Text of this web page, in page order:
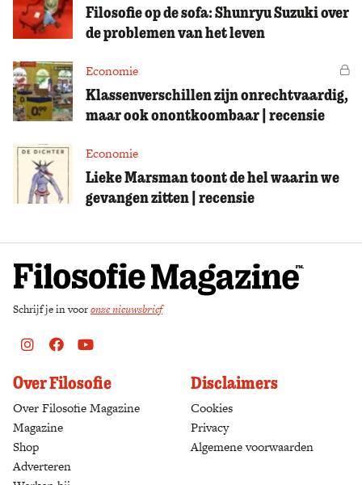
Filosofie op de sofa: Shunryu Suzuki over
de problemen van het leven
Economie
Klassenverschillen zijn onrechtvaardig,
maar ook onontkoombaar | recensie
Economie
Lieke Marsman toont de hel waarin we
gevangen zitten | recensie
Schrijf je in vooronze nieuwsbrief
Instagram
FacebookYoutube
Over Filosofie
Over Filosofie Magazine
Magazine
Shop
Adverteren
Disclaimers
Cookies
Privacy
Algemene voorwaarden